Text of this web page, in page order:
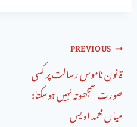
PREVIOUS
قانون ناموس رسالت پر کسی
صورت سمجھوتہ نہیں ہوسکتا:
میاں محمد اویس